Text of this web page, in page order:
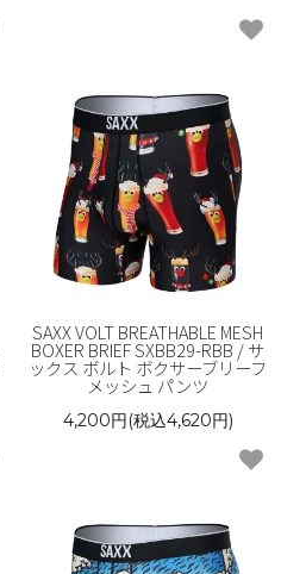
SAXX VOLT BREATHABLE MESH
BOXER BRIEF SXBB29-RBB / サ
ックス ボルト ボクサーブリーフ
メッシュ パンツ
4,200円(税込4,620円)